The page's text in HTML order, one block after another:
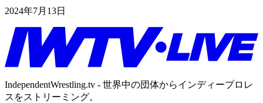
2024年7月13日
IndependentWrestling.tv - 世界中の団体からインディープロレ
スをストリーミング。